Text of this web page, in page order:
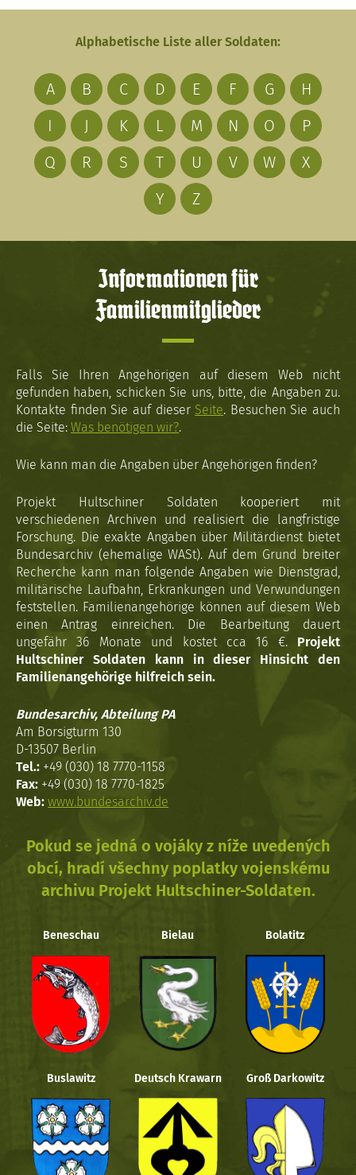
Alphabetische Liste aller Soldaten:
A B C D E F G
H
I
J K L M N O
P
Q
R S T U V W
X
Y
Z
Informationen für
Familienmitglieder
Falls Sie Ihren Angehörigen auf diesem Web nicht
gefunden haben, schicken Sie uns, bitte, die Angaben zu.
Kontakte finden Sie auf dieser Seite. Besuchen Sie auch
die Seite: Was benötigen wir?.
Wie kann man die Angaben über Angehörigen finden?
Projekt Hultschiner Soldaten kooperiert mit
verschiedenen Archiven und realisiert die langfristige
Forschung. Die exakte Angaben über Militärdienst bietet
Bundesarchiv (ehemalige WASt). Auf dem Grund breiter
Recherche kann man folgende Angaben wie Dienstgrad,
militärische Laufbahn, Erkrankungen und Verwundungen
feststellen. Familienangehörige können auf diesem Web
einen Antrag einreichen. Die Bearbeitung dauert
ungefähr 36 Monate und kostet cca 16 €. Projekt
Hultschiner Soldaten kann in dieser Hinsicht den
Familienangehörige hilfreich sein.
Bundesarchiv, Abteilung PA
Am Borsigturm 130
D-13507 Berlin
Tel.: +49 (030) 18 7770-1158
Fax: +49 (030) 18 7770-1825
Web: www.bundesarchiv.de
Pokud se jedná o vojáky z níže uvedených
obcí, hradí všechny poplatky vojenskému
archivu Projekt Hultschiner-Soldaten.
Beneschau Bielau Bolatitz
Buslawitz Deutsch Krawarn Groß Darkowitz